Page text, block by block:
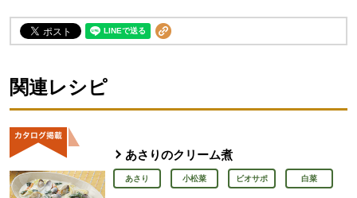
関連レシピ
あさりのクリーム煮
あさり 小松菜 ビオサポ 白菜